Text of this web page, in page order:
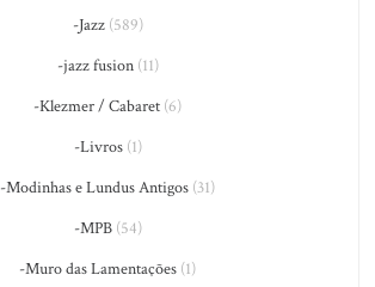
-Jazz(589)
-jazz fusion(11)
-Klezmer / Cabaret (6)
-Livros(1)
-Modinhas e Lundus Antigos (31)
-MPB(54)
-Muro das Lamentações (1)